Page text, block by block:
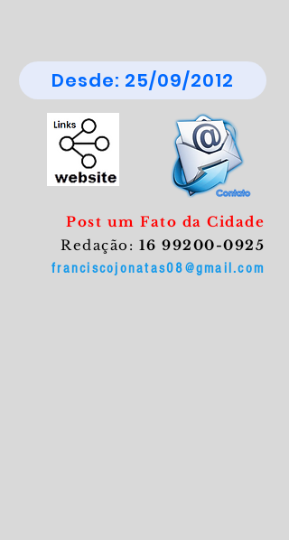
Desde: 25/09/2012
Post um Fato da Cidade
Redação: 16 99200-0925
franciscojonatas08@gmail.com